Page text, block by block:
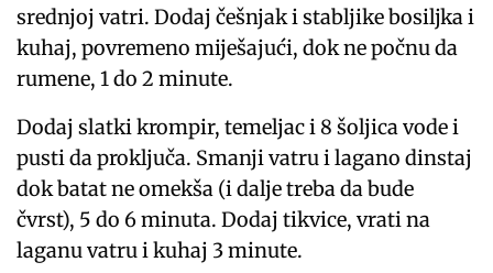
srednjoj vatri. Dodaj češnjak i stabljike bosiljka i
kuhaj, povremeno miješajući, dok ne počnu da
rumene, 1 do 2 minute.
Dodaj slatki krompir, temeljac i 8 šoljica vode i
pusti da proključa. Smanji vatru i lagano dinstaj
dok batat ne omekša (i dalje treba da bude
čvrst), 5 do 6 minuta. Dodaj tikvice, vrati na
laganu vatru i kuhaj 3 minute.